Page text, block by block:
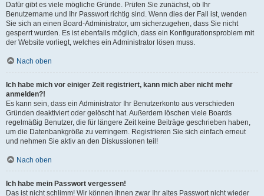
Dafür gibt es viele mögliche Gründe. Prüfen Sie zunächst, ob Ihr
Benutzername und Ihr Passwort richtig sind. Wenn dies der Fall ist, wenden
Sie sich an einen Board-Administrator, um sicherzugehen, dass Sie nicht
gesperrt wurden. Es ist ebenfalls möglich, dass ein Konfigurationsproblem mit
der Website vorliegt, welches ein Administrator lösen muss.
Nach oben
Ich habe mich vor einiger Zeit registriert, kann mich aber nicht mehr
anmelden?!
Es kann sein, dass ein Administrator Ihr Benutzerkonto aus verschieden
Gründen deaktiviert oder gelöscht hat. Außerdem löschen viele Boards
regelmäßig Benutzer, die für längere Zeit keine Beiträge geschrieben haben,
um die Datenbankgröße zu verringern. Registrieren Sie sich einfach erneut
und nehmen Sie aktiv an den Diskussionen teil!
Nach oben
Ich habe mein Passwort vergessen!
Das ist nicht schlimm! Wir können Ihnen zwar Ihr altes Passwort nicht wieder